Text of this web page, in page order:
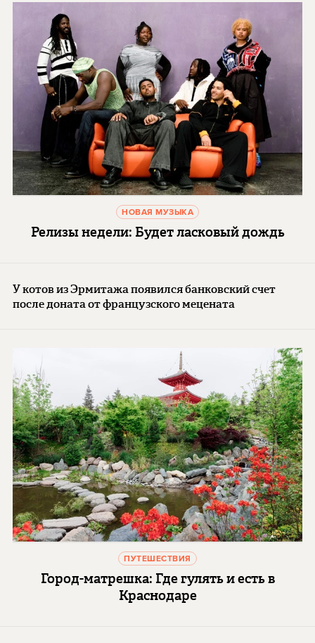
НОВАЯ МУЗЫКА
Релизы недели: Будет ласковый дождь
У котов из Эрмитажа появился банковский счет
после доната от французского мецената
ПУТЕШЕСТВИЯ
Город-матрешка: Где гулять и есть в
Краснодаре